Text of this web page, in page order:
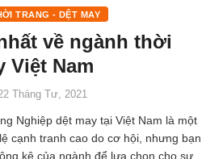
TRANG - DỆT MAY
về ngành thời
Việt Nam
Tháng Tư, 2021
Nghiệp dệt may tại Việt Nam là một
cạnh tranh cao do cơ hội, nhưng bạn
kê của ngành để lựa chọn cho sự